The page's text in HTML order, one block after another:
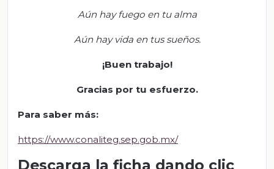
Aún hay fuego en tu alma
Aún hay vida en tus sueños.
¡Buen trabajo!
Gracias por tu esfuerzo.
Para saber más:
https://www.conaliteg.sep.gob.mx/
Descarga la ficha dando clic